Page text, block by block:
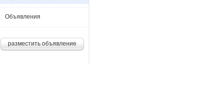
Объявления
разместить объявление